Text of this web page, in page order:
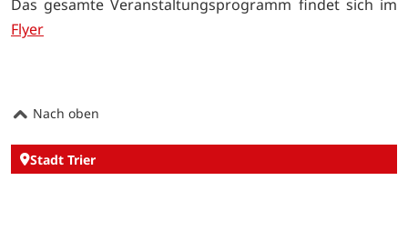
Das gesamte Veranstaltungsprogramm findet sich im
Flyer
Nach oben
Stadt Trier